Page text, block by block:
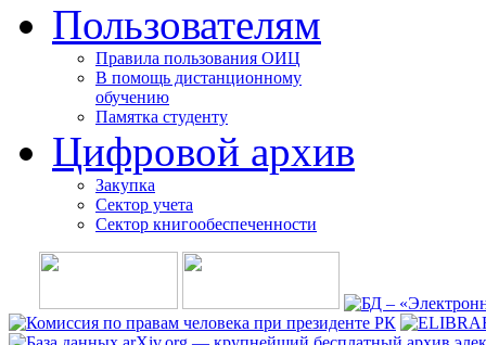
Пользователям
Правила пользования ОИЦ
В помощь дистанционному
обучению
Памятка студенту
Цифровой архив
Закупка
Сектор учета
Сектор книгообеспеченности